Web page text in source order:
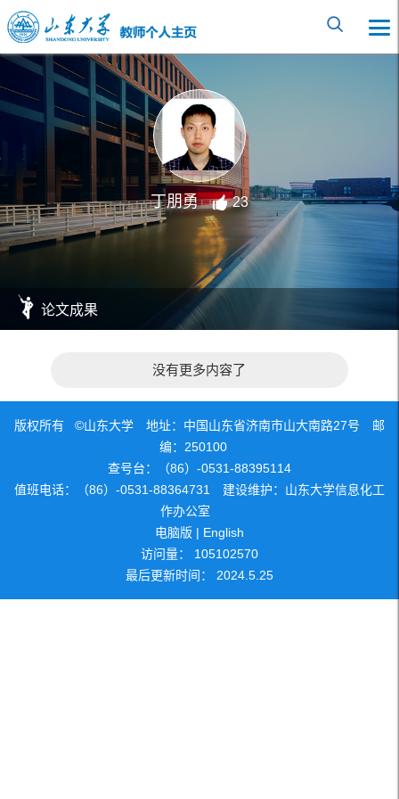
丁朋勇 23
论文成果
没有更多内容了
版权所有 ©山东大学 地址：中国山东省济南市山大南路27号 邮
编：250100
查号台：（86）-0531-88395114
值班电话：（86）-0531-88364731 建设维护：山东大学信息化工
作办公室
电脑版 | English
访问量： 105102570
最后更新时间： 2024 5 25